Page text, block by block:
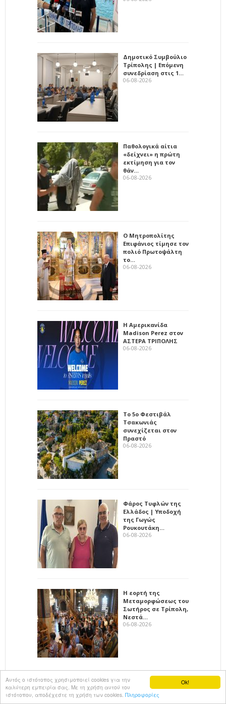
Ok!
Αυτός ο ιστότοπος χρησιμοποιεί cookies για την
καλύτερη εμπειρία σας. Με τη χρήση αυτού του
ιστότοπου, αποδέχεστε τη χρήση των cookies. Πληροφορίες
Δημοτικό Συμβούλιο
Τρίπολης | Επόμενη
συνεδρίαση στις 1…
06-08-2026
Παθολογικά αίτια
«δείχνει» η πρώτη
εκτίμηση για τον
θάν…
06-08-2026
Ο Μητροπολίτης
Επιφάνιος τίμησε τον
πολιό Πρωτοψάλτη
το…
06-08-2026
Η Αμερικανίδα
Madison Perez στον
ΑΣΤΕΡΑ ΤΡΙΠΟΛΗΣ
06-08-2026
Το 5ο Φεστιβάλ
Τσακωνιάς
συνεχίζεται στον
Πραστό
06-08-2026
Φάρος Τυφλών της
Ελλάδος | Υποδοχή
της Γωγώς
Ρουκουτάκη…
06-08-2026
Η εορτή της
Μεταμορφώσεως του
Σωτήρος σε Τρίπολη,
Νεστά…
06-08-2026
All rights reservedKalimeraArkadia